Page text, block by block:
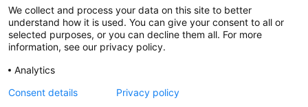
@CGTCatalunya
cgtcatalunya
We collect and process your data on this site to better
understand how it is used. You can give your consent to all or
selected purposes, or you can decline them all. For more
information, see our privacy policy.
Analytics
Consent details
Privacy policy